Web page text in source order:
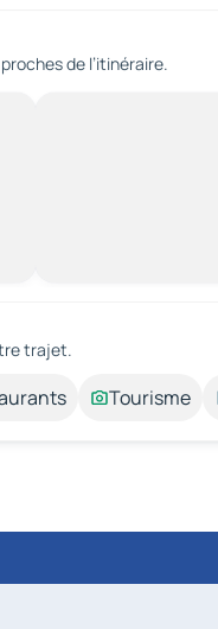
de l’itinéraire.
trajet.
Tourisme